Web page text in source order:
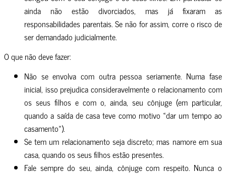
ainda não estão divorciados, mas já fixaram as
responsabilidades parentais. Se não for assim, corre o risco de
ser demandado judicialmente.
O que não deve fazer:
Não se envolva com outra pessoa seriamente. Numa fase
inicial, isso prejudica consideravelmente o relacionamento com
os seus filhos e com o, ainda, seu cônjuge (em particular,
quando a saída de casa teve como motivo «dar um tempo ao
casamento»).
Se tem um relacionamento seja discreto; mas namore em sua
casa, quando os seus filhos estão presentes.
Fale sempre do seu, ainda, cônjuge com respeito. Nunca o